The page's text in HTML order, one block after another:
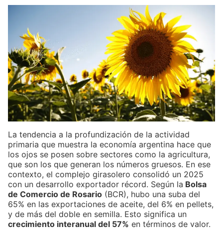
La tendencia a la profundización de la actividad
primaria que muestra la economía argentina hace que
los ojos se posen sobre sectores como la agricultura,
que son los que generan los números gruesos. En ese
contexto, el complejo girasolero consolidó un 2025
con un desarrollo exportador récord. Según la Bolsa
de Comercio de Rosario (BCR), hubo una suba del
65% en las exportaciones de aceite, del 6% en pellets,
y de más del doble en semilla. Esto significa un
crecimiento interanual del 57% en términos de valor.